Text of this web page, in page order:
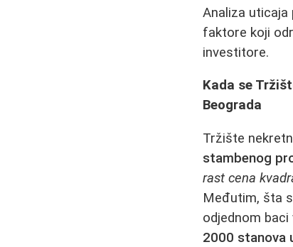
Analiza uticaja
faktore koji
investitore.
Kada se
Beograda
Tržište
stambenog
rast cena
Međutim, šta
odjednom
2000 stanova